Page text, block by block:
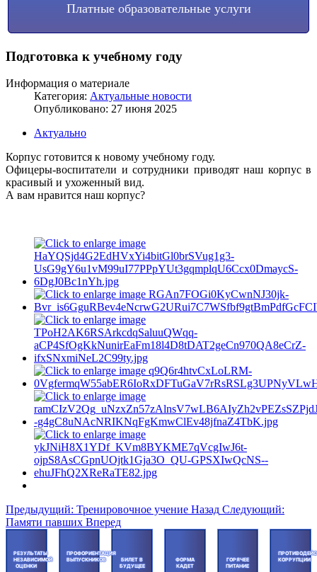
Платные образовательные услуги
Подготовка к учебному году
Информация о материале
Категория: Актуальные новости
Опубликовано: 27 июня 2025
Актуально
Корпус готовится к новому учебному году.
Офицеры-воспитатели и сотрудники приводят наш корпус в
красивый и ухоженный вид.
А вам нравится наш корпус?
Предыдущий: Тренировочное учение Назад Следующий:
Памяти павших Вперед
РЕЗУЛЬТАТЫ
НЕЗАВИСИМОЙ
ОЦЕНКИ
ПРОФОРИЕНТАЦИЯ
ВЫПУСКНИКОВ
БИЛЕТ В
БУДУЩЕЕ
ФОРМА
КАДЕТ
ГОРЯЧЕЕ
ПИТАНИЕ
КОРРУПЦИИ